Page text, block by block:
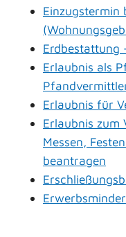
Einzugstermin
Erdbestattung
Erlaubnis als
Erlaubnis für
Erlaubnis zum
Messen,
beantragen